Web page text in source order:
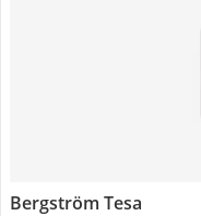
Bergström Tesa